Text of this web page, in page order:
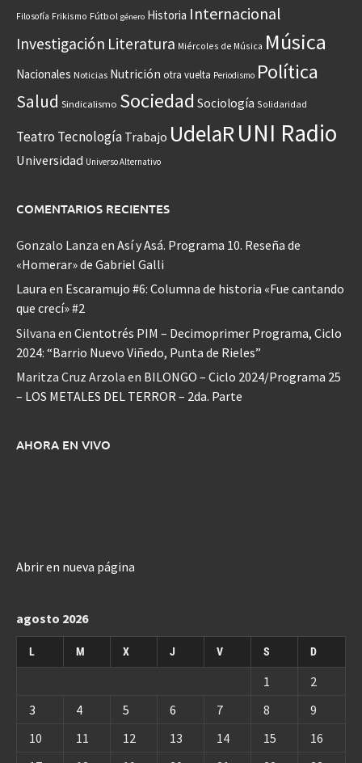
Filosofía Frikismo Fútbol género Historia Internacional
Investigación Literatura Miércoles de Música Música
Nacionales Noticias Nutrición otra vuelta Periodismo Política
Salud Sindicalismo Sociedad Sociología Solidaridad
Teatro Tecnología Trabajo UdelaRUNI Radio
Universidad Universo Alternativo
COMENTARIOS RECIENTES
Gonzalo Lanza en Así y Asá. Programa 10. Reseña de
«Homerar» de Gabriel Galli
Laura en Escaramujo #6: Columna de historia «Fue cantando
que crecí» #2
Silvana en Cientotrés PIM – Decimoprimer Programa, Ciclo
2024: “Barrio Nuevo Viñedo, Punta de Rieles”
Maritza Cruz Arzola en BILONGO – Ciclo 2024/Programa 25
– LOS METALES DEL TERROR – 2da. Parte
AHORA EN VIVO
Abrir en nueva página
agosto 2026
L M X J V S D
1
2
3
4 5 6 7 8
9
10
11 12 13 14 15
16